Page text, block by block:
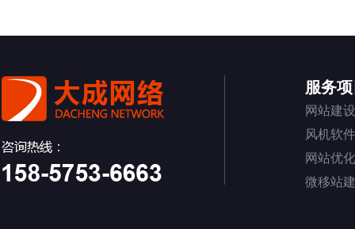
服务
网站建设
风机软件
网站优化
微移站